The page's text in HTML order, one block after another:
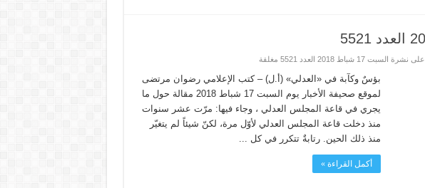
على نشرة السبت 17 شباط 2018 العدد 5521 مغلقة
بؤسٌ وكآبة في «العدلي» (أ.ل) – كتب الإعلامي رضوان مرتضى
لموقع صحيفة الأخبار يوم السبت 17 شباط 2018 مقالة حول ما
يجري في قاعة المجلس العدلي ، وجاء فيها: مرّت عشر سنوات
منذ دخلت قاعة المجلس العدلي لأوّل مرة، لكنّ شيئاً لم يتغيّر
منذ ذلك الحين. رتابةٌ تتكرر في كل ...
أكمل القراءة »